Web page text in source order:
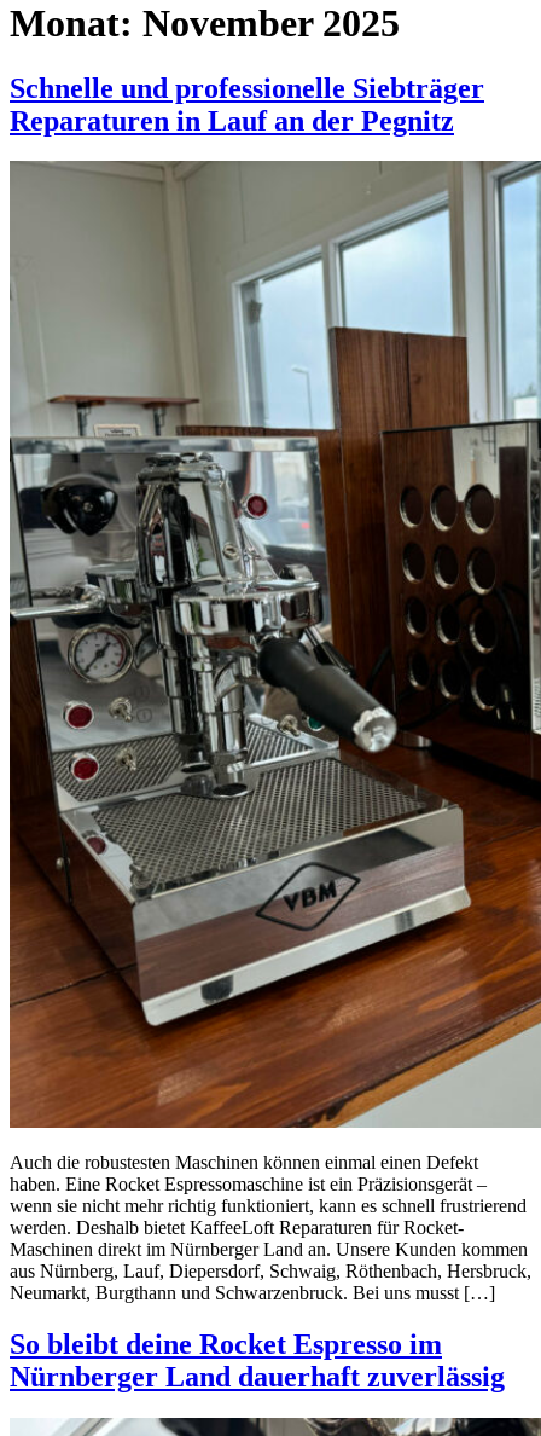
Monat: November 2025
Schnelle und professionelle Siebträger
Reparaturen in Lauf an der Pegnitz
Auch die robustesten Maschinen können einmal einen Defekt
haben. Eine Rocket Espressomaschine ist ein Präzisionsgerät –
wenn sie nicht mehr richtig funktioniert, kann es schnell frustrierend
werden. Deshalb bietet KaffeeLoft Reparaturen für Rocket-
Maschinen direkt im Nürnberger Land an. Unsere Kunden kommen
aus Nürnberg, Lauf, Diepersdorf, Schwaig, Röthenbach, Hersbruck,
Neumarkt, Burgthann und Schwarzenbruck. Bei uns musst […]
So bleibt deine Rocket Espresso im
Nürnberger Land dauerhaft zuverlässig